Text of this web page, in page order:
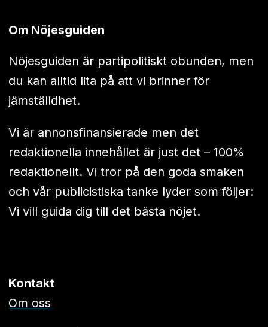
Om Nöjesguiden
Nöjesguiden är partipolitiskt obunden, men
du kan alltid lita på att vi brinner för
jämställdhet.
Vi är annonsfinansierade men det
redaktionella innehållet är just det – 100%
redaktionellt. Vi tror på den goda smaken
och vår publicistiska tanke lyder som följer:
Vi vill guida dig till det bästa nöjet.
Kontakt
Om oss